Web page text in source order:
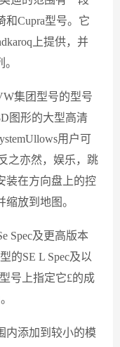
和Cupra型号。它
上提供，并
集团型号的型号
图形的大型高清
用户可
之亦然，娱乐，跳
装在方向盘上的控
放到地图。
Spec及更高版本
的SE L Spec及以
号上指定它£的成
内添加到较小的模